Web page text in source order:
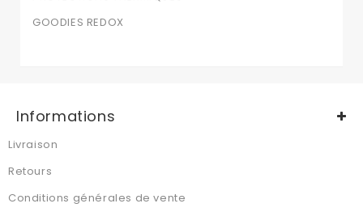
GOODIES REDOX
Informations
Livraison
Retours
Conditions générales de vente